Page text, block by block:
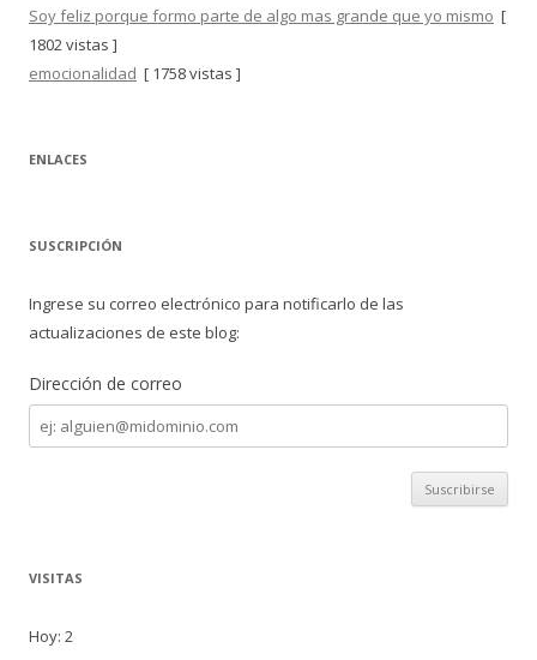
Soy feliz porque formo parte de algo mas grande que yo mismo [
1802 vistas ]
emocionalidad [ 1758 vistas ]
ENLACES
SUSCRIPCIÓN
Ingrese su correo electrónico para notificarlo de las
actualizaciones de este blog:
Dirección de correo
Dirección
de
correo
VISITAS
Hoy: 2